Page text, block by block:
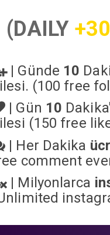
(DAILY
| Günde 10
(100 free
| Gün 10
(150 free
| Her Dakika
comment
| Milyonlarca